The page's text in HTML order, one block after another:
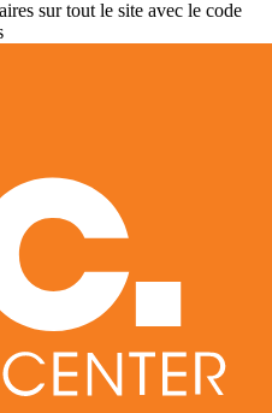
sur tout le site avec le code